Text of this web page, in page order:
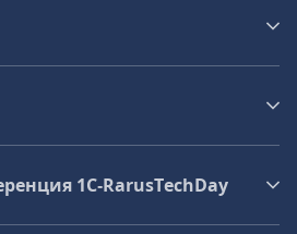
1C‑RarusTechDay